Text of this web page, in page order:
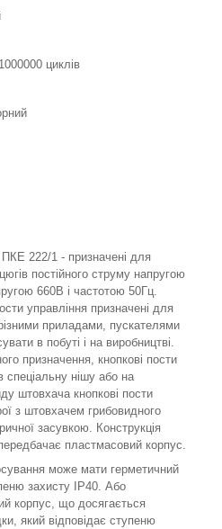
циклів
ПКЕ 222/1 - призначені для
постійного струму напругою
660В і частотою 50Гц.
управління призначені для
приладами, пускателями
в побуті і на виробництві.
призначення, кнопкові пости
нішу або на
штовхача кнопкові пости
з штовхачем грибовидного
засувкою. Конструкція
пластмасовий корпус.
може мати герметичний
захисту IP40. Або
корпус, що досягається
який відповідає ступеню